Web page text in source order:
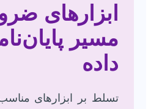
ابزارهای
مسیر
داده
تسلط بر ابزارهای